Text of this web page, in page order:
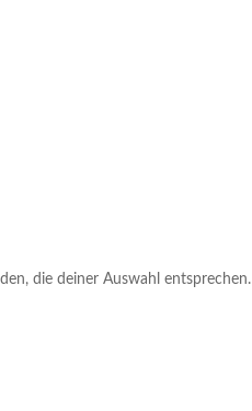
die deiner Auswahl entsprechen.